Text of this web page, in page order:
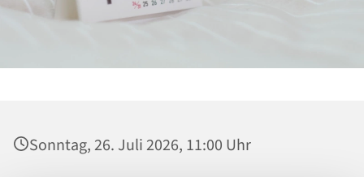
Sonntag, 26. Juli 2026, 11:00 Uhr